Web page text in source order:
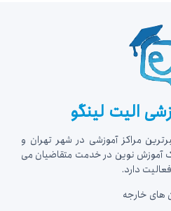
الیت لینگو
مراکز آموزشی در شهر تهران و
آموزش نوین در خدمت متقاضیان می
دارد.